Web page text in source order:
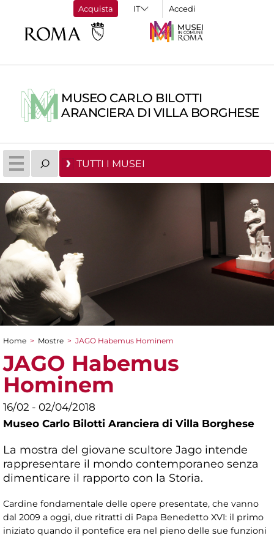
Acquista Accedi
MUSEO CARLO BILOTTI
ARANCIERA DI VILLA BORGHESE
TUTTI I MUSEI
Tu sei qui
Home > Mostre > JAGO Habemus Hominem
JAGO Habemus
Hominem
16/02 - 02/04/2018
Museo Carlo Bilotti Aranciera di Villa Borghese
La mostra del giovane scultore Jago intende
rappresentare il mondo contemporaneo senza
dimenticare il rapporto con la Storia.
Cardine fondamentale delle opere presentate, che vanno
dal 2009 a oggi, due ritratti di Papa Benedetto XVI: il primo
iniziato quando il pontefice era nel pieno delle sue funzioni